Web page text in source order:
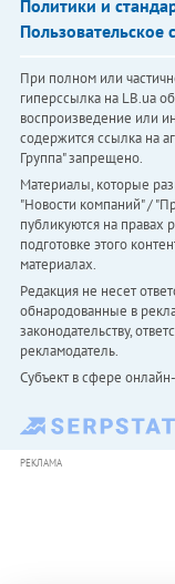
Политики и
Пользовательское
При полном или
гиперссылка на LB.ua
воспроизведение или
содержится ссылка на
Группа" запрещено.
Материалы, которые
"Новости компаний" /
публикуются на правах
подготовке этого
материалах.
Редакция не несет
обнародованные в
законодательству,
рекламодатель.
Субъект в сфере
РЕКЛАМА